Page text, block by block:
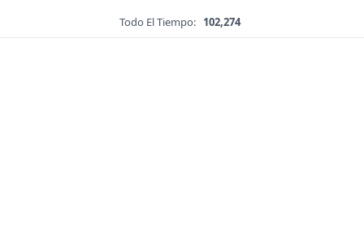
Todo El Tiempo: 102,274